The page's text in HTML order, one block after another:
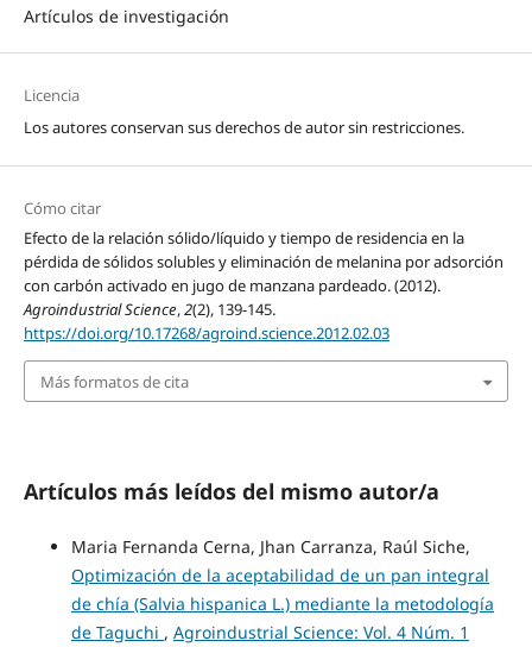
Artículos de investigación
Licencia
Los autores conservan sus derechos de autor sin restricciones.
Cómo citar
Efecto de la relación sólido/líquido y tiempo de residencia en la
pérdida de sólidos solubles y eliminación de melanina por adsorción
con carbón activado en jugo de manzana pardeado. (2012).
Agroindustrial Science,2(2), 139-145.
https://doi.org/10.17268/agroind.science.2012.02.03
Más formatos de cita
Artículos más leídos del mismo autor/a
Maria Fernanda Cerna, Jhan Carranza, Raúl Siche,
Optimización de la aceptabilidad de un pan integral
de chía (Salvia hispanica L.) mediante la metodología
de Taguchi , Agroindustrial Science: Vol. 4 Núm. 1